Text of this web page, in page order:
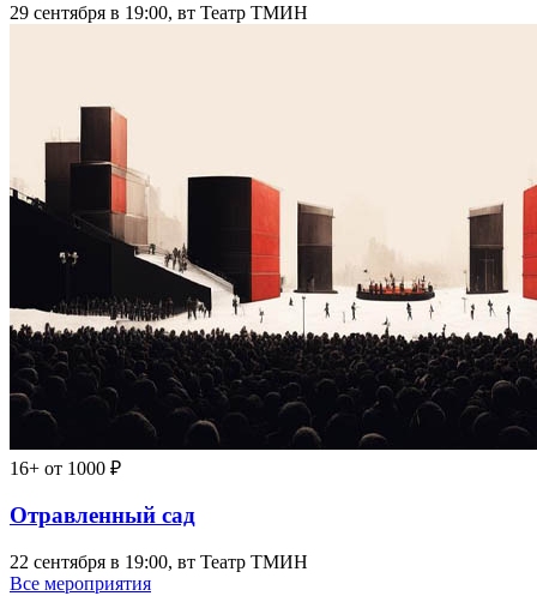
29 сентября в 19:00, вт Театр ТМИН
16+ от 1000 ₽
Отравленный сад
22 сентября в 19:00, вт Театр ТМИН
Все мероприятия